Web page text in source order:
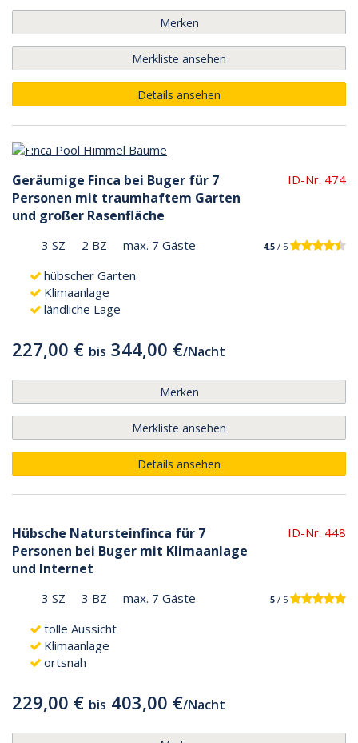
Merken
Merkliste ansehen
Details ansehen
Geräumige Finca bei Buger für 7
Personen mit traumhaftem Garten
und großer Rasenfläche
ID-Nr. 474
3 SZ 2 BZ max. 7 Gäste 4.5 / 5
hübscher Garten
Klimaanlage
ländliche Lage
227,00 € bis 344,00 €/Nacht
Merken
Merkliste ansehen
Details ansehen
Hübsche Natursteinfinca für 7
Personen bei Buger mit Klimaanlage
und Internet
ID-Nr. 448
3 SZ 3 BZ max. 7 Gäste 5 / 5
tolle Aussicht
Klimaanlage
ortsnah
229,00 € bis 403,00 €/Nacht